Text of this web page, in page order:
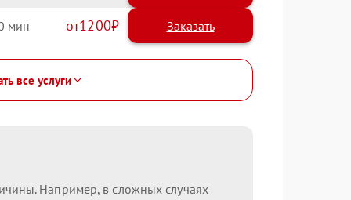
1200
все услуги
Например, в сложных случаях